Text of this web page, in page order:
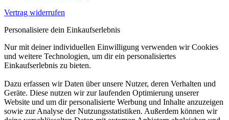
Vertrag widerrufen
Personalisiere dein Einkaufserlebnis
Nur mit deiner individuellen Einwilligung verwenden wir Cookies
und weitere Technologien, um dir ein personalisiertes
Einkaufserlebnis zu bieten.
Dazu erfassen wir Daten über unsere Nutzer, deren Verhalten und
Geräte. Diese nutzen wir zur laufenden Optimierung unserer
Website und um dir personalisierte Werbung und Inhalte anzuzeigen
sowie zur Analyse der Nutzungsstatistiken. Außerdem können wir